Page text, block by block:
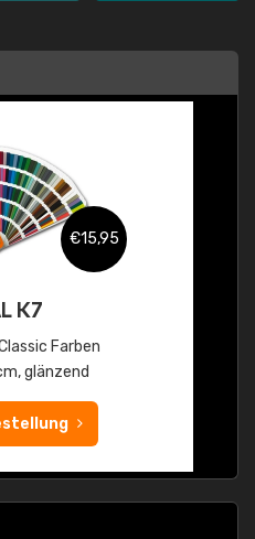
€15,95
K7
Farben
glänzend